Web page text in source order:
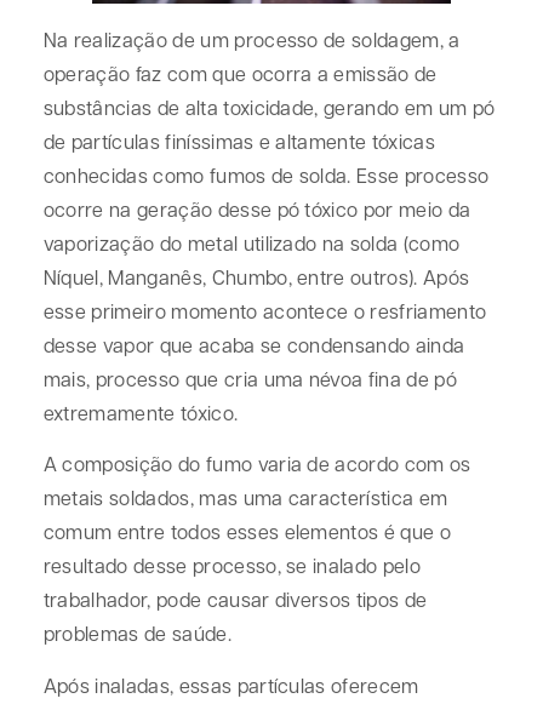
Na realização de um processo de soldagem, a
operação faz com que ocorra a emissão de
substâncias de alta toxicidade, gerando em um pó
de partículas finíssimas e altamente tóxicas
conhecidas como fumos de solda. Esse processo
ocorre na geração desse pó tóxico por meio da
vaporização do metal utilizado na solda (como
Níquel, Manganês, Chumbo, entre outros). Após
esse primeiro momento acontece o resfriamento
desse vapor que acaba se condensando ainda
mais, processo que cria uma névoa fina de pó
extremamente tóxico.
A composição do fumo varia de acordo com os
metais soldados, mas uma característica em
comum entre todos esses elementos é que o
resultado desse processo, se inalado pelo
trabalhador, pode causar diversos tipos de
problemas de saúde.
Após inaladas, essas partículas oferecem